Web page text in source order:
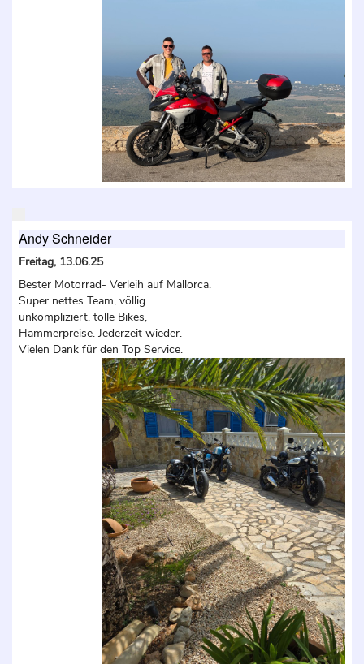
Andy Schneider
Freitag, 13.06.25
Bester Motorrad- Verleih auf Mallorca.
Super nettes Team, völlig
unkompliziert, tolle Bikes,
Hammerpreise. Jederzeit wieder.
Vielen Dank für den Top Service.